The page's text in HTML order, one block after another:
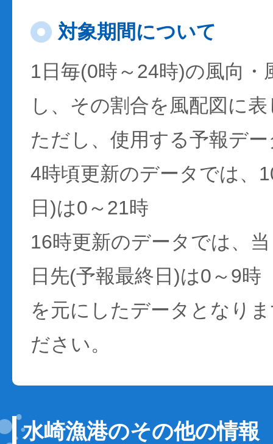
対象期間について
1日毎(0時～24時)の風向・
し、その割合を風配図に
ただし、使用する予報デ
4時頃更新のデータでは、
日)は0～21時
16時更新のデータでは、
日先(予報最終日)は0～9時
を元にしたデータとなり
ださい。
水崎漁港のその他の情報